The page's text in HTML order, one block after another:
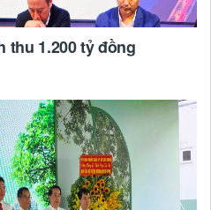
thu 1.200 tỷ đồng